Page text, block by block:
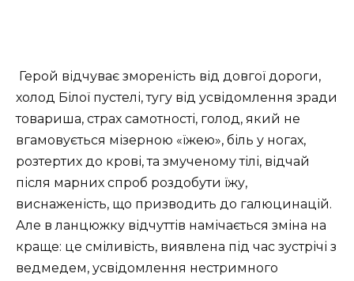
Герой відчуває змореність від довгої дороги,
холод Білої пустелі, тугу від усвідомлення зради
товариша, страх самотності, голод, який не
вгамовується мізерною «їжею», біль у ногах,
розтертих до крові, та змученому тілі, відчай
після марних спроб роздобути їжу,
виснаженість, що призводить до галюцинацій.
Але в ланцюжку відчуттів намічається зміна на
краще: це сміливість, виявлена під час зустрічі з
ведмедем, усвідомлення нестримного